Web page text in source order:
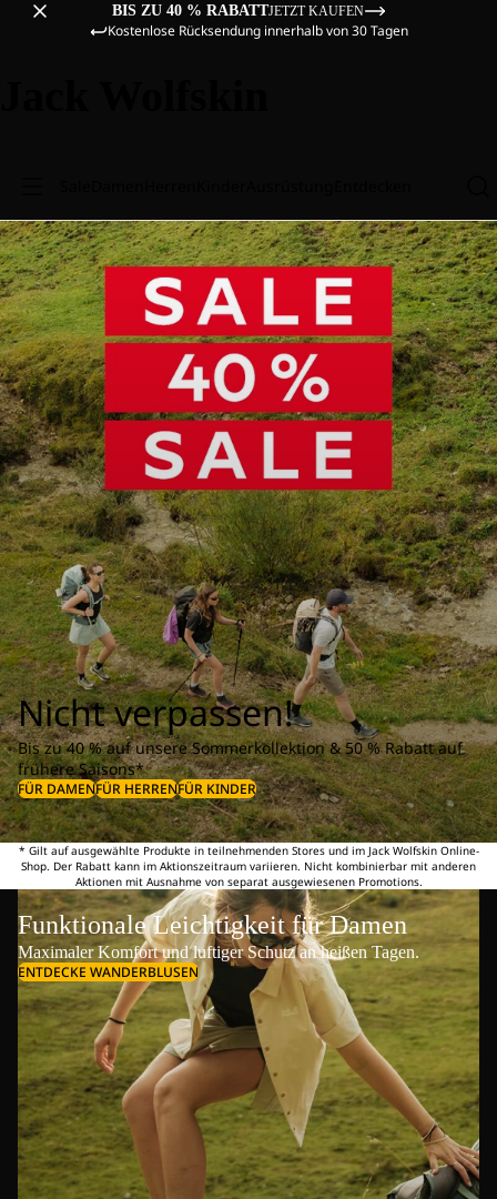
BIS ZU 40 % RABATTJETZT KAUFEN
Kostenlose Rücksendung innerhalb von 30 Tagen
Nicht verpassen!
Bis zu 40 % auf unsere Sommerkollektion & 50 % Rabatt auf
frühere Saisons*
FÜR DAMENFÜR HERRENFÜR KINDER
* Gilt auf ausgewählte Produkte in teilnehmenden Stores und im Jack Wolfskin Online-
Shop. Der Rabatt kann im Aktionszeitraum variieren. Nicht kombinierbar mit anderen
Aktionen mit Ausnahme von separat ausgewiesenen Promotions.
Funktionale Leichtigkeit für Damen
Maximaler Komfort und luftiger Schutz an heißen Tagen.
ENTDECKE WANDERBLUSEN